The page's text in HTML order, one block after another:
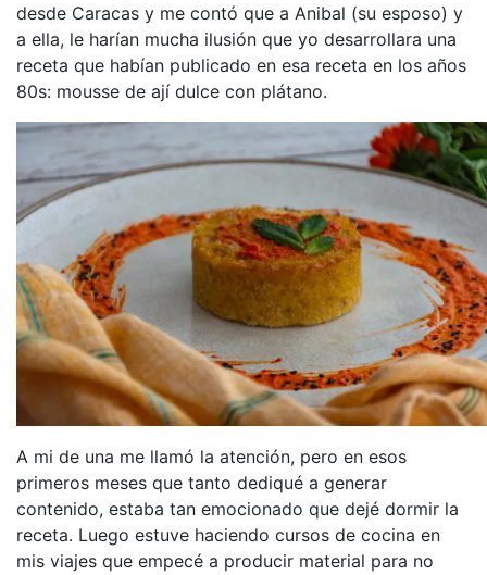
desde Caracas y me contó que a Anibal (su esposo) y
a ella, le harían mucha ilusión que yo desarrollara una
receta que habían publicado en esa receta en los años
80s: mousse de ají dulce con plátano.
A mi de una me llamó la atención, pero en esos
primeros meses que tanto dediqué a generar
contenido, estaba tan emocionado que dejé dormir la
receta. Luego estuve haciendo cursos de cocina en
mis viajes que empecé a producir material para no